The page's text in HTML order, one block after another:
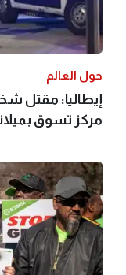
حول العالم
إيطاليا:
مركز تسوق